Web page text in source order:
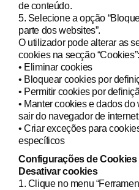
de conteúdo.
5. Selecione a opção
parte dos websites”.
O utilizador pode alterar as
cookies na secção “Cookies”:
• Eliminar cookies
• Bloquear cookies por
• Permitir cookies por
• Manter cookies e dados
sair do navegador de
• Criar exceções para
específicos
Configurações de Cookies
Desativar cookies
1. Clique no menu